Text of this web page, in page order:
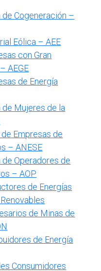
Cogeneración –
Eólica – AEE
con Gran
AEGE
de Energía
de Mujeres de la
Empresas de
– ANESE
Operadores de
– AOP
de Energías
de Minas de
de Energía
Consumidores